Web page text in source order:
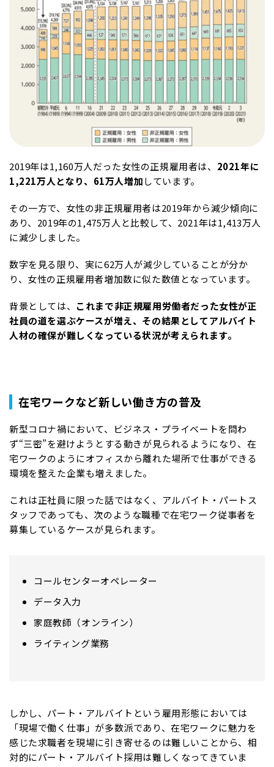
2019年は1,160万人だった女性の正規雇用者は、 2021年に
1,221万人となり、61万人増加しています。
その一方で、女性の非正規雇用者は2019年から減少傾向に
あり、2019年の1,475万人と比較して、2021年は1,413万人
に減少しました。
数字を見る限り、実に62万人が減少していることが分か
り、女性の正規雇用者増加数に似た数値となっています。
背景としては、 これまで非正規雇用労働者だった女性が正
社員の道を選ぶケースが増え、その結果としてアルバイト
人材の確保が難しくなっている状況が考えられます。
在宅ワークなど新しい働き方の普及
新型コロナ禍において、ビジネス・プライベートを問わ
ず“三密”を避けようとする動きが見られるようになり、在
宅ワークのようにオフィスから離れた場所で仕事ができる
環境を整えた企業も増えました。
これは正社員に限った話ではなく、アルバイト・パートス
タッフであっても、次のような職種で在宅ワーク従事者を
募集しているケースが見られます。
コールセンターオペレーター
データ入力
家庭教師（オンライン）
ライティング業務
しかし、パート・アルバイトという雇用形態においては
「現場で働く仕事」が多数派であり、在宅ワークに魅力を
感じた求職者を現場に引き寄せるのは難しいことから、相
対的にパート・アルバイト採用は難しくなってきていま